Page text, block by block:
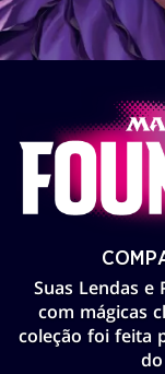
Suas Lendas
com mágicas
coleção foi feita